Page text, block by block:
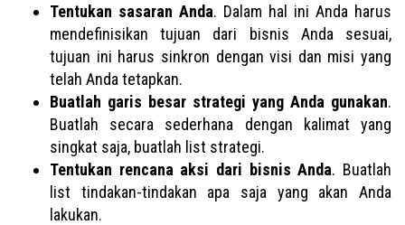
Tentukan sasaran Anda. Dalam hal ini Anda harus
mendefinisikan tujuan dari bisnis Anda sesuai,
tujuan ini harus sinkron dengan visi dan misi yang
telah Anda tetapkan.
Buatlah garis besar strategi yang Anda gunakan.
Buatlah secara sederhana dengan kalimat yang
singkat saja, buatlah list strategi.
Tentukan rencana aksi dari bisnis Anda. Buatlah
list tindakan-tindakan apa saja yang akan Anda
lakukan.